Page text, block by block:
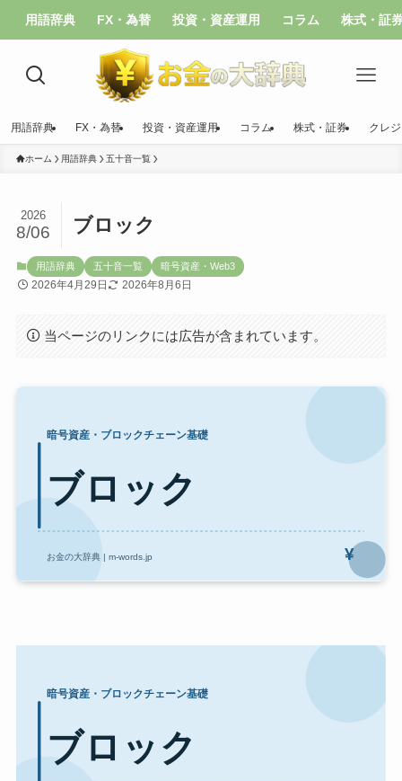
用語辞典 FX・為替 投資・資産運用 コラム 株式・証
用語辞典 FX・為替 投資・資産運用 コラム 株式・証券 クレ
ホーム 用語辞典 五十音一覧
ブロック
2026
8/06
用語辞典 五十音一覧 暗号資産・Web3
2026年4月29日 2026年8月6日
当ページのリンクには広告が含まれています。